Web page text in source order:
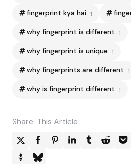
fingerprint kya hai 1
why fingerprint is different 1
why fingerprint is unique 1
why fingerprints are different 1
why is fingerprint different 1
Share This Article